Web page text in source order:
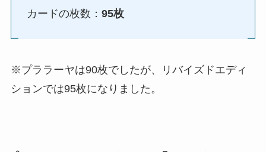
カードの枚数： 95枚
※プララーヤは90枚でしたが、リバイズドエディ
ションでは95枚になりました。